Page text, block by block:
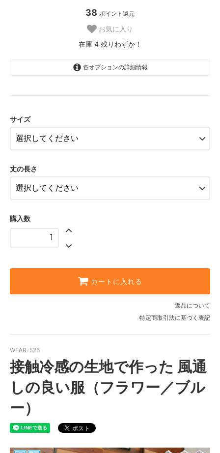
38 ポイント還元
お気に入り
在庫 4 残りわずか！
各オプションの詳細情報
FB-M
FB-L
FB-SS
FB-S
FB-M
FB-puppy1
サイズ
丈の長さ
購入数
カートに入れる
返品について
特定商取引法に基づく表記
WEAR-526
接触冷感の生地で作った 風通
しの良い服（フラワー／ブル
ー）